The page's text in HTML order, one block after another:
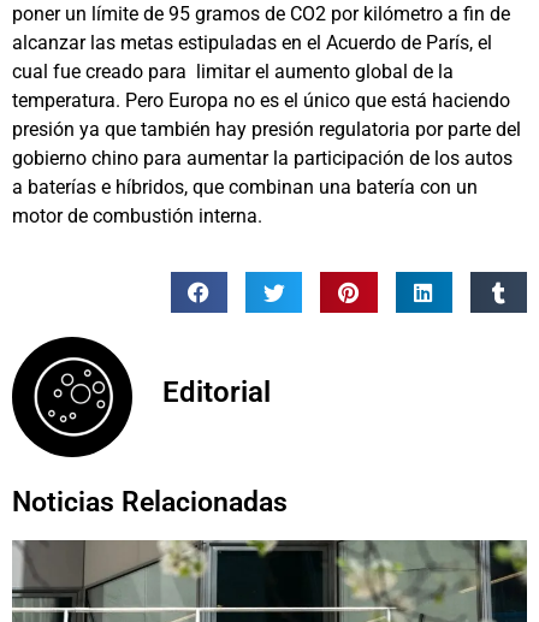
poner un límite de 95 gramos de CO2 por kilómetro a fin de
alcanzar las metas estipuladas en el Acuerdo de París, el
cual fue creado para limitar el aumento global de la
temperatura. Pero Europa no es el único que está haciendo
presión ya que también hay presión regulatoria por parte del
gobierno chino para aumentar la participación de los autos
a baterías e híbridos, que combinan una batería con un
motor de combustión interna.
Editorial
Noticias Relacionadas